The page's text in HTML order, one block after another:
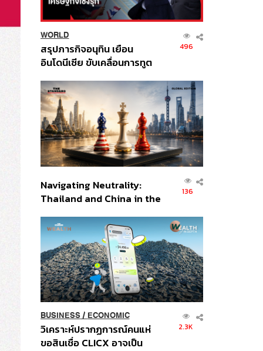
WORLD
สรุปภารกิจอนุทิน เยือน
อินโดนีเซีย ขับเคลื่อนการทูต
ส่วนยุทธศาสตร์ไทย –
อินโดนีเซีย
496
Navigating Neutrality:
Thailand and China in the
Order
136
BUSINESS/ ECONOMIC
วิเคราะห์ปรากฏการณ์คนแห่
ขอสินเชื่อ CLICX อาจเป็น
2.3K